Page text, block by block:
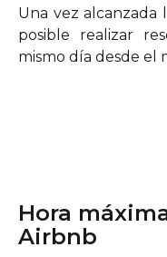
Una vez alcanzada
posible realizar
mismo día desde el
Hora
Airbnb